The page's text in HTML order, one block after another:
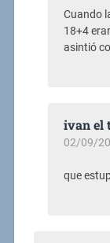
Cuando
18+4
asintió
ivan el
02/09/
que